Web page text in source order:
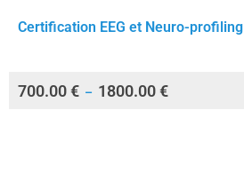
Certification EEG et Neuro-profiling
700.00€ – 1800.00€